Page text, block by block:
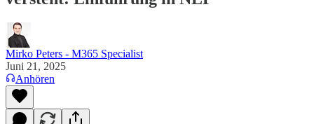
Mirko Peters - M365 Specialist
Juni 21, 2025
Anhören